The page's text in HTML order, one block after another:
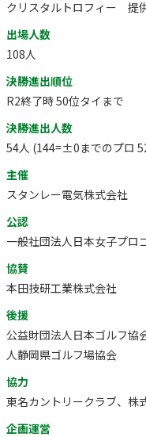
クリスタルトロフィー 提
出場人数
108人
決勝進出順位
R2終了時 50位タイまで
決勝進出人数
54人 (144=±0までのプロ
主催
スタンレー電気株式会社
公認
一般社団法人日本女子プロ
協賛
本田技研工業株式会社
後援
公益財団法人日本ゴルフ協
人静岡県ゴルフ場協会
協力
東名カントリークラブ、株
企画運営